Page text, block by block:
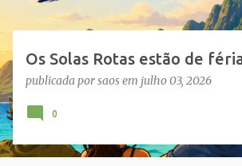
Os Solas Rotas estão de
publicada porsaosem julho 03, 2026
0